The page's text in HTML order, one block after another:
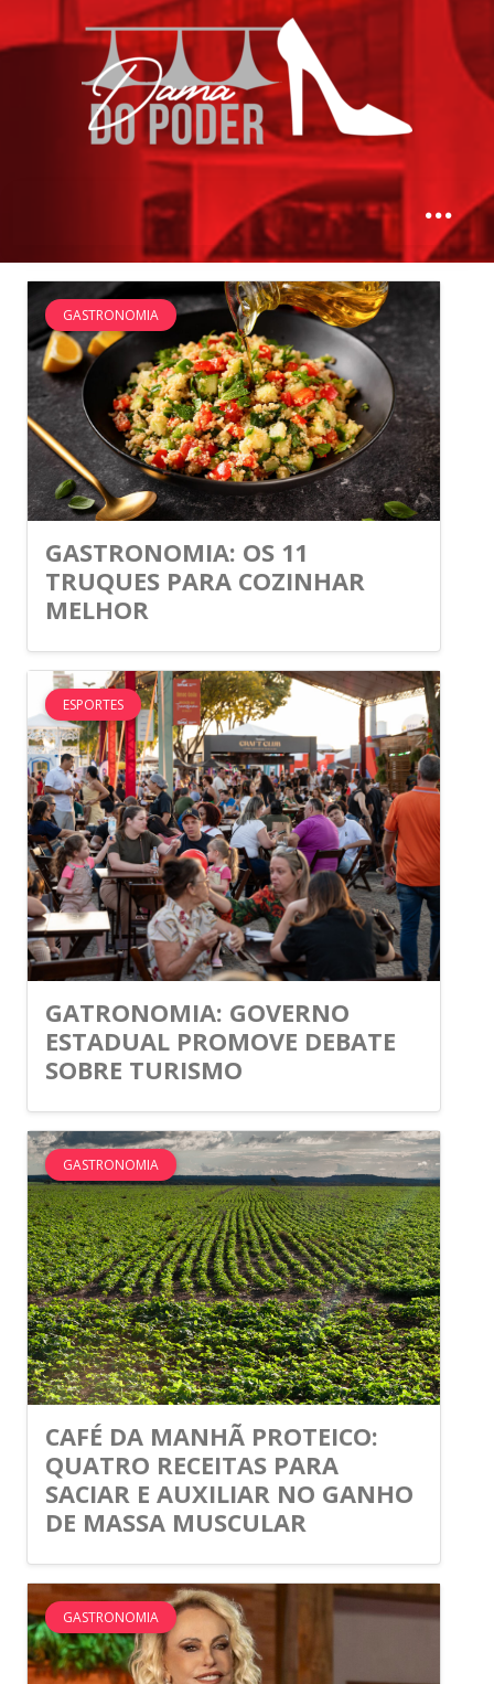
GASTRONOMIA
GASTRONOMIA: OS 11
TRUQUES PARA COZINHAR
MELHOR
ESPORTES
GATRONOMIA: GOVERNO
ESTADUAL PROMOVE DEBATE
SOBRE TURISMO
GASTRONOMIA
CAFÉ DA MANHÃ PROTEICO:
QUATRO RECEITAS PARA
SACIAR E AUXILIAR NO GANHO
DE MASSA MUSCULAR
GASTRONOMIA